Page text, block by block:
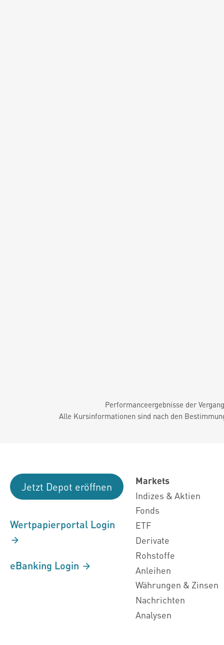
Performanceergebnisse der
Alle Kursinformationen sind nach den
Jetzt Depot eröffnen
Wertpapierportal Login
eBanking Login
Markets
Indizes & Aktien
Fonds
ETF
Derivate
Rohstoffe
Anleihen
Währungen & Zinsen
Nachrichten
Analysen